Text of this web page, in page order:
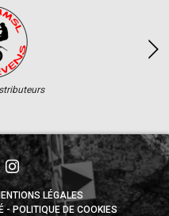
LÉGALES
POLITIQUE DE COOKIES